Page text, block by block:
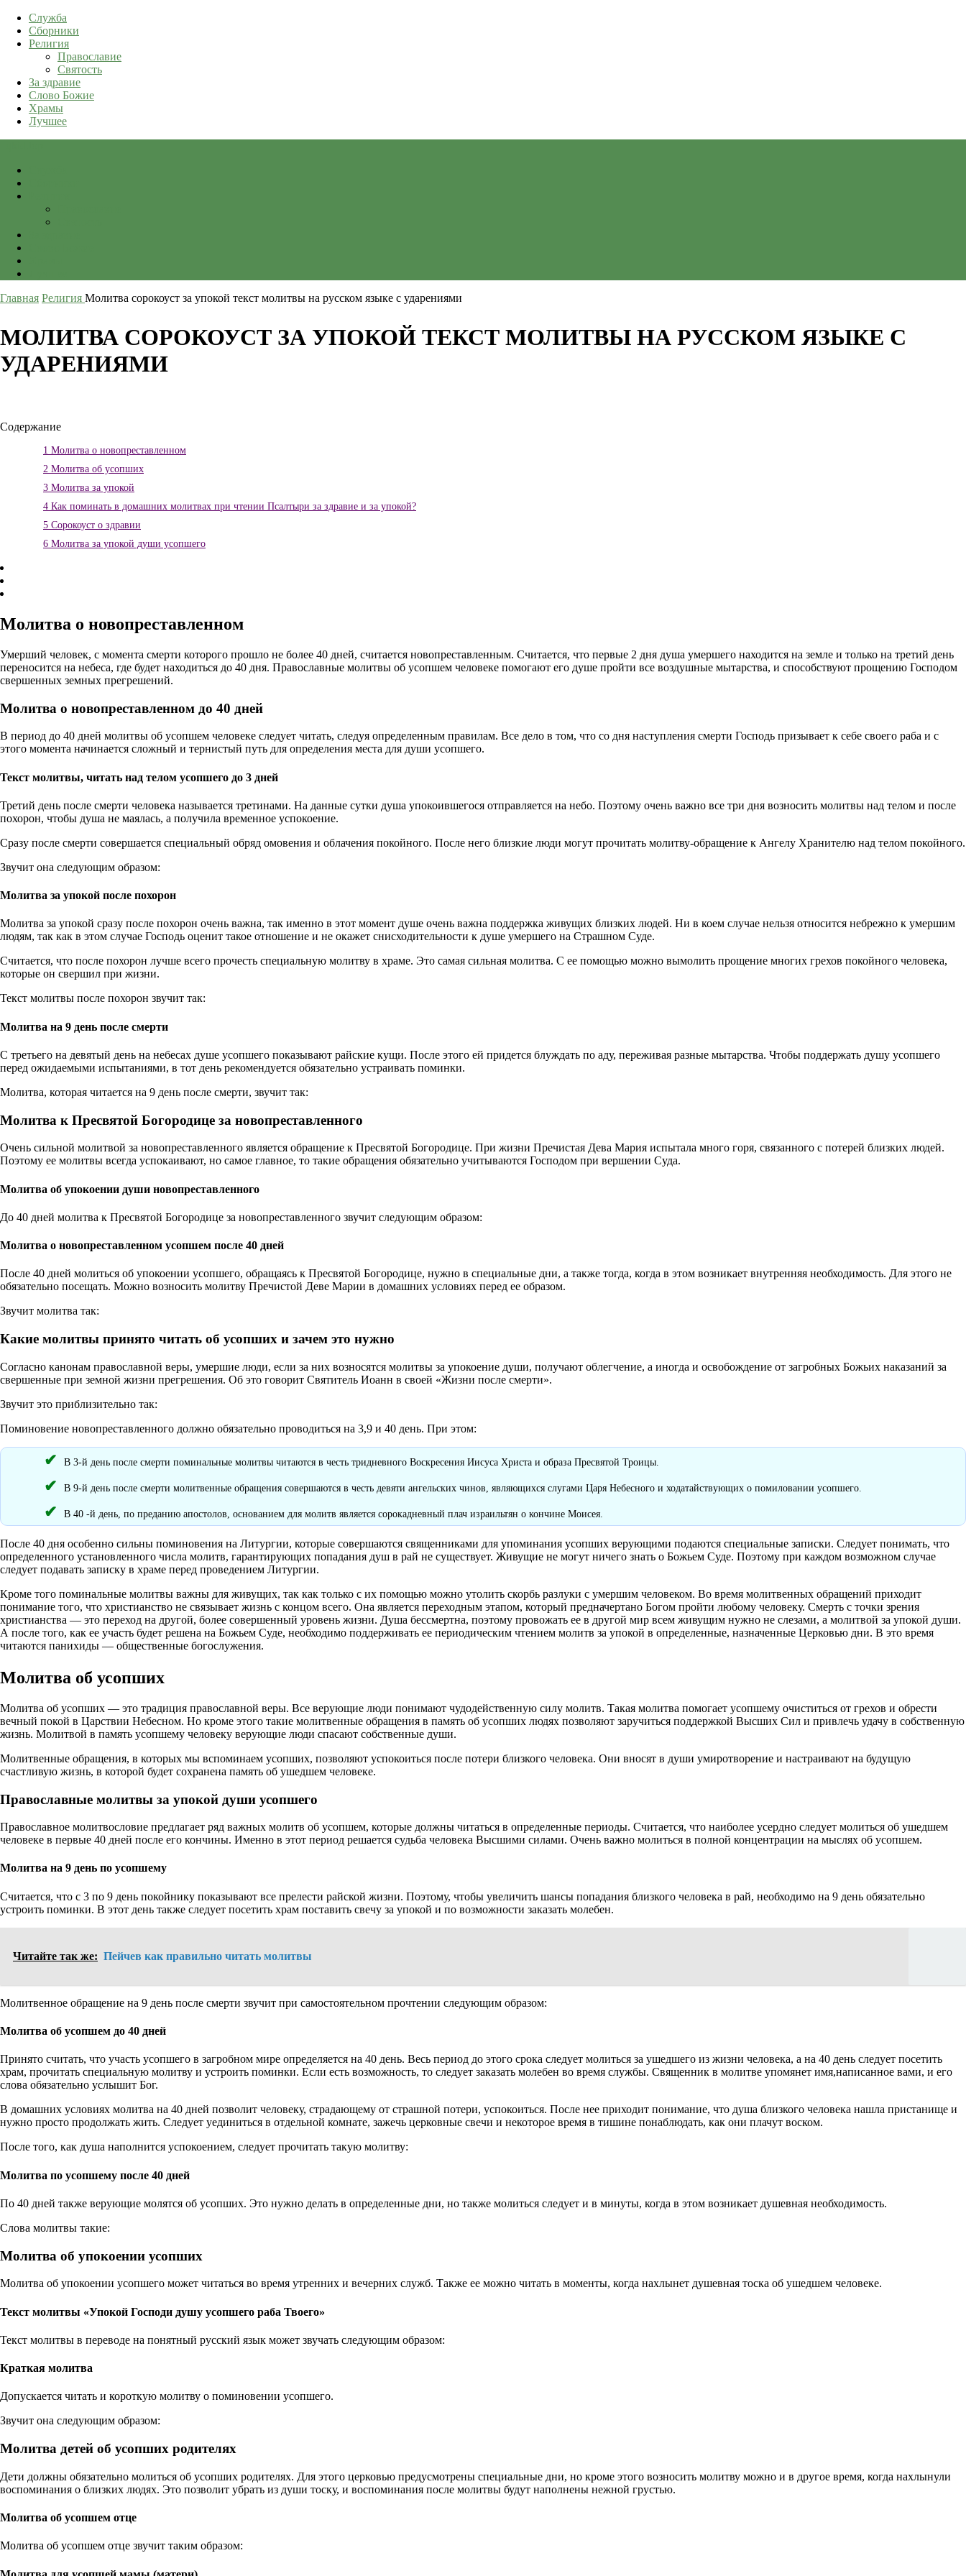
Служба
Сборники
Религия
Православие
Святость
За здравие
Слово Божие
Храмы
Лучшее
Главная Религия Молитва сорокоуст за упокой текст молитвы на русском языке с ударениями
МОЛИТВА СОРОКОУСТ ЗА УПОКОЙ ТЕКСТ МОЛИТВЫ НА РУССКОМ ЯЗЫКЕ С
УДАРЕНИЯМИ
Содержание
1 Молитва о новопреставленном
2 Молитва об усопших
3 Молитва за упокой
4 Как поминать в домашних молитвах при чтении Псалтыри за здравие и за упокой?
5 Сорокоуст о здравии
6 Молитва за упокой души усопшего
Молитва о новопреставленном
Умерший человек, с момента смерти которого прошло не более 40 дней, считается новопреставленным. Считается, что первые 2 дня душа умершего находится на земле и только на третий день
переносится на небеса, где будет находиться до 40 дня. Православные молитвы об усопшем человеке помогают его душе пройти все воздушные мытарства, и способствуют прощению Господом
свершенных земных прегрешений.
Молитва о новопреставленном до 40 дней
В период до 40 дней молитвы об усопшем человеке следует читать, следуя определенным правилам. Все дело в том, что со дня наступления смерти Господь призывает к себе своего раба и с
этого момента начинается сложный и тернистый путь для определения места для души усопшего.
Текст молитвы, читать над телом усопшего до 3 дней
Третий день после смерти человека называется третинами. На данные сутки душа упокоившегося отправляется на небо. Поэтому очень важно все три дня возносить молитвы над телом и после
похорон, чтобы душа не маялась, а получила временное успокоение.
Сразу после смерти совершается специальный обряд омовения и облачения покойного. После него близкие люди могут прочитать молитву-обращение к Ангелу Хранителю над телом покойного.
Звучит она следующим образом:
Молитва за упокой после похорон
Молитва за упокой сразу после похорон очень важна, так именно в этот момент душе очень важна поддержка живущих близких людей. Ни в коем случае нельзя относится небрежно к умершим
людям, так как в этом случае Господь оценит такое отношение и не окажет снисходительности к душе умершего на Страшном Суде.
Считается, что после похорон лучше всего прочесть специальную молитву в храме. Это самая сильная молитва. С ее помощью можно вымолить прощение многих грехов покойного человека,
которые он свершил при жизни.
Текст молитвы после похорон звучит так:
Молитва на 9 день после смерти
С третьего на девятый день на небесах душе усопшего показывают райские кущи. После этого ей придется блуждать по аду, переживая разные мытарства. Чтобы поддержать душу усопшего
перед ожидаемыми испытаниями, в тот день рекомендуется обязательно устраивать поминки.
Молитва, которая читается на 9 день после смерти, звучит так:
Молитва к Пресвятой Богородице за новопреставленного
Очень сильной молитвой за новопреставленного является обращение к Пресвятой Богородице. При жизни Пречистая Дева Мария испытала много горя, связанного с потерей близких людей.
Поэтому ее молитвы всегда успокаивают, но самое главное, то такие обращения обязательно учитываются Господом при вершении Суда.
Молитва об упокоении души новопреставленного
До 40 дней молитва к Пресвятой Богородице за новопреставленного звучит следующим образом:
Молитва о новопреставленном усопшем после 40 дней
После 40 дней молиться об упокоении усопшего, обращаясь к Пресвятой Богородице, нужно в специальные дни, а также тогда, когда в этом возникает внутренняя необходимость. Для этого не
обязательно посещать. Можно возносить молитву Пречистой Деве Марии в домашних условиях перед ее образом.
Звучит молитва так:
Какие молитвы принято читать об усопших и зачем это нужно
Согласно канонам православной веры, умершие люди, если за них возносятся молитвы за упокоение души, получают облегчение, а иногда и освобождение от загробных Божьих наказаний за
свершенные при земной жизни прегрешения. Об это говорит Святитель Иоанн в своей «Жизни после смерти».
Звучит это приблизительно так:
Поминовение новопреставленного должно обязательно проводиться на 3,9 и 40 день. При этом:
В 3-й день после смерти поминальные молитвы читаются в честь тридневного Воскресения Иисуса Христа и образа Пресвятой Троицы.
В 9-й день после смерти молитвенные обращения совершаются в честь девяти ангельских чинов, являющихся слугами Царя Небесного и ходатайствующих о помиловании усопшего.
В 40 -й день, по преданию апостолов, основанием для молитв является сорокадневный плач израильтян о кончине Моисея.
После 40 дня особенно сильны поминовения на Литургии, которые совершаются священниками для упоминания усопших верующими подаются специальные записки. Следует понимать, что
определенного установленного числа молитв, гарантирующих попадания душ в рай не существует. Живущие не могут ничего знать о Божьем Суде. Поэтому при каждом возможном случае
следует подавать записку в храме перед проведением Литургии.
Кроме того поминальные молитвы важны для живущих, так как только с их помощью можно утолить скорбь разлуки с умершим человеком. Во время молитвенных обращений приходит
понимание того, что христианство не связывает жизнь с концом всего. Она является переходным этапом, который предначертано Богом пройти любому человеку. Смерть с точки зрения
христианства — это переход на другой, более совершенный уровень жизни. Душа бессмертна, поэтому провожать ее в другой мир всем живущим нужно не слезами, а молитвой за упокой души.
А после того, как ее участь будет решена на Божьем Суде, необходимо поддерживать ее периодическим чтением молитв за упокой в определенные, назначенные Церковью дни. В это время
читаются панихиды — общественные богослужения.
Молитва об усопших
Молитва об усопших — это традиция православной веры. Все верующие люди понимают чудодейственную силу молитв. Такая молитва помогает усопшему очиститься от грехов и обрести
вечный покой в Царствии Небесном. Но кроме этого такие молитвенные обращения в память об усопших людях позволяют заручиться поддержкой Высших Сил и привлечь удачу в собственную
жизнь. Молитвой в память усопшему человеку верующие люди спасают собственные души.
Молитвенные обращения, в которых мы вспоминаем усопших, позволяют успокоиться после потери близкого человека. Они вносят в души умиротворение и настраивают на будущую
счастливую жизнь, в которой будет сохранена память об ушедшем человеке.
Православные молитвы за упокой души усопшего
Православное молитвословие предлагает ряд важных молитв об усопшем, которые должны читаться в определенные периоды. Считается, что наиболее усердно следует молиться об ушедшем
человеке в первые 40 дней после его кончины. Именно в этот период решается судьба человека Высшими силами. Очень важно молиться в полной концентрации на мыслях об усопшем.
Молитва на 9 день по усопшему
Считается, что с 3 по 9 день покойнику показывают все прелести райской жизни. Поэтому, чтобы увеличить шансы попадания близкого человека в рай, необходимо на 9 день обязательно
устроить поминки. В этот день также следует посетить храм поставить свечу за упокой и по возможности заказать молебен.
Читайте так же: Пейчев как правильно читать молитвы
Молитвенное обращение на 9 день после смерти звучит при самостоятельном прочтении следующим образом:
Молитва об усопшем до 40 дней
Принято считать, что участь усопшего в загробном мире определяется на 40 день. Весь период до этого срока следует молиться за ушедшего из жизни человека, а на 40 день следует посетить
храм, прочитать специальную молитву и устроить поминки. Если есть возможность, то следует заказать молебен во время службы. Священник в молитве упомянет имя,написанное вами, и его
слова обязательно услышит Бог.
В домашних условиях молитва на 40 дней позволит человеку, страдающему от страшной потери, успокоиться. После нее приходит понимание, что душа близкого человека нашла пристанище и
нужно просто продолжать жить. Следует уединиться в отдельной комнате, зажечь церковные свечи и некоторое время в тишине понаблюдать, как они плачут воском.
После того, как душа наполнится успокоением, следует прочитать такую молитву:
Молитва по усопшему после 40 дней
По 40 дней также верующие молятся об усопших. Это нужно делать в определенные дни, но также молиться следует и в минуты, когда в этом возникает душевная необходимость.
Слова молитвы такие:
Молитва об упокоении усопших
Молитва об упокоении усопшего может читаться во время утренних и вечерних служб. Также ее можно читать в моменты, когда нахлынет душевная тоска об ушедшем человеке.
Текст молитвы «Упокой Господи душу усопшего раба Твоего»
Текст молитвы в переводе на понятный русский язык может звучать следующим образом:
Краткая молитва
Допускается читать и короткую молитву о поминовении усопшего.
Звучит она следующим образом:
Молитва детей об усопших родителях
Дети должны обязательно молиться об усопших родителях. Для этого церковью предусмотрены специальные дни, но кроме этого возносить молитву можно и в другое время, когда нахлынули
воспоминания о близких людях. Это позволит убрать из души тоску, и воспоминания после молитвы будут наполнены нежной грустью.
Молитва об усопшем отце
Молитва об усопшем отце звучит таким образом: